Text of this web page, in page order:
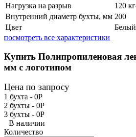
Нагрузка на разрыв
120
Внутренний диаметр бухты, мм 200
Цвет
Белый
посмотреть все характеристики
Купить Полипропиленовая
мм с логотипом
Цена по запросу
1 бухта - 0Р
2 бухты - 0Р
3 бухты - 0Р
В наличии
Количество